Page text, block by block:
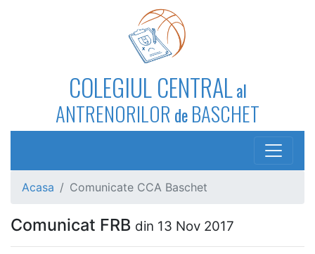
COLEGIUL CENTRALal
ANTRENORILOR de BASCHET
Acasa Comunicate CCA Baschet
Comunicat FRB din 13 Nov 2017